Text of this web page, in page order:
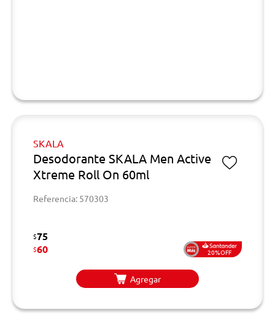
SKALA
Desodorante SKALA Men Active
Xtreme Roll On 60ml
Referencia: 570303
$75
$60 20%OFF
Agregar